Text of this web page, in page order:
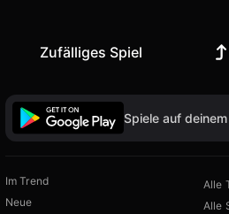
Zufälliges Spiel
Spiele auf
Im Trend
Neue
Alle
Alle